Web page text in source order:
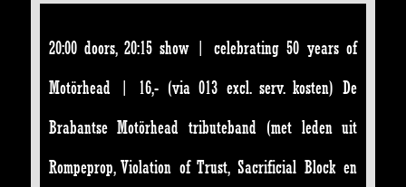
20:00 doors, 20:15 show | celebrating 50 years of
Motörhead | 16,- (via 013 excl. serv. kosten)De
Brabantse Motörhead tributeband (met leden uit
Rompeprop, Violation of Trust, Sacrificial Block en